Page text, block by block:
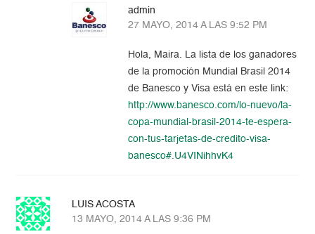
admin
27 MAYO, 2014 A LAS 9:52 PM
Hola, Maira. La lista de los ganadores
de la promoción Mundial Brasil 2014
de Banesco y Visa está en este link:
http://www.banesco.com/lo-nuevo/la-
copa-mundial-brasil-2014-te-espera-
con-tus-tarjetas-de-credito-visa-
banesco#.U4VINihhvK4
LUIS ACOSTA
13 MAYO, 2014 A LAS 9:36 PM